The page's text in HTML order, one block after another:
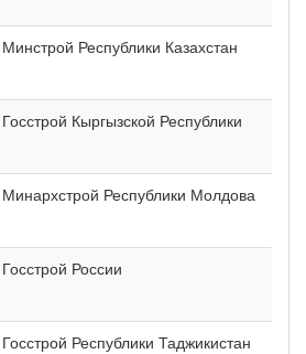
Минстрой Республики Казахстан
Госстрой Кыргызской Республики
Минархстрой Республики Молдова
Госстрой России
Госстрой Республики Таджикистан